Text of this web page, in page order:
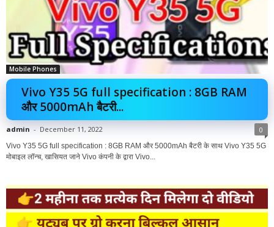
Mobile Phones
Vivo Y35 5G full specification : 8GB RAM
और 5000mAh बैटरी...
admin - December 11, 2022 0
Vivo Y35 5G full specification : 8GB RAM और 5000mAh बैटरी के साथ Vivo Y35 5G
मोबाइल लॉन्च, खासियत जाने Vivo कंपनी के द्वारा Vivo...